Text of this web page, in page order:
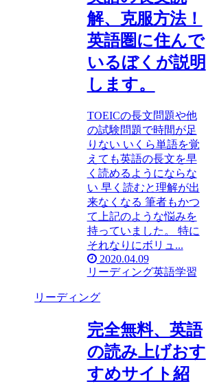
解、克服方法！
英語圏に住んで
いるぼくが説明
します。
TOEICの長文問題や他
の試験問題で時間が足
りない いくら単語を覚
えても英語の長文を早
く読めるようにならな
い 早く読むと理解が出
来なくなる 筆者もかつ
て上記のような悩みを
持っていました。 特に
それなりにボリュ...
2020.04.09
リーディング英語学習
リーディング
完全無料、英語
の読み上げおす
すめサイト紹